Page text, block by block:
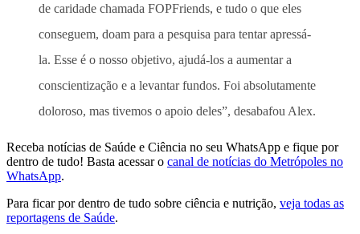
de caridade chamada FOPFriends, e tudo o que eles
conseguem, doam para a pesquisa para tentar apressá-
la. Esse é o nosso objetivo, ajudá-los a aumentar a
conscientização e a levantar fundos. Foi absolutamente
doloroso, mas tivemos o apoio deles”, desabafou Alex.
Receba notícias de Saúde e Ciência no seu WhatsApp e fique por
dentro de tudo! Basta acessar o canal de notícias do Metrópoles no
WhatsApp.
Para ficar por dentro de tudo sobre ciência e nutrição, veja todas as
reportagens de Saúde.